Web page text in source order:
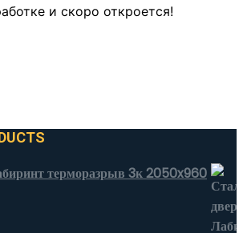
и скоро откроется!
терморазрыв 3к 2050x960